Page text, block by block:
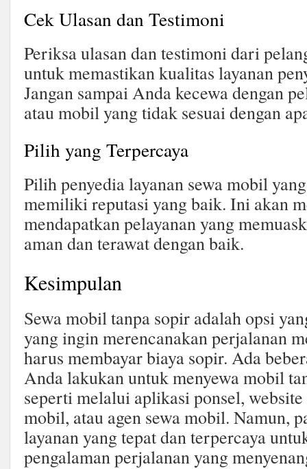
Cek Ulasan dan Testimoni
Periksa ulasan dan testimoni dari
untuk memastikan kualitas layanan
Jangan sampai Anda kecewa dengan
atau mobil yang tidak sesuai dengan
Pilih yang Terpercaya
Pilih penyedia layanan sewa mobil
memiliki reputasi yang baik. Ini akan
mendapatkan pelayanan yang
aman dan terawat dengan baik.
Kesimpulan
Sewa mobil tanpa sopir adalah opsi
yang ingin merencanakan perjalanan
harus membayar biaya sopir. Ada
Anda lakukan untuk menyewa mobil
seperti melalui aplikasi ponsel, website
mobil, atau agen sewa mobil. Namun,
layanan yang tepat dan terpercaya
pengalaman perjalanan yang